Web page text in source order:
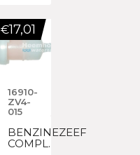
16910-
ZV4-
015
BENZINEZEEF
COMPL.
€17,01